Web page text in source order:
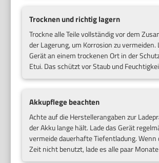
Trocknen und richtig lagern
Trockne alle Teile vollständig vor dem
der Lagerung, um Korrosion zu vermeiden.
Gerät an einem trockenen Ort in der
Etui. Das schützt vor Staub und
Akkupflege beachten
Achte auf die Herstellerangaben zur
der Akku lange hält. Lade das Gerät
vermeide dauerhafte Tiefentladung. Wenn
Zeit nicht benutzt, lade es alle paar